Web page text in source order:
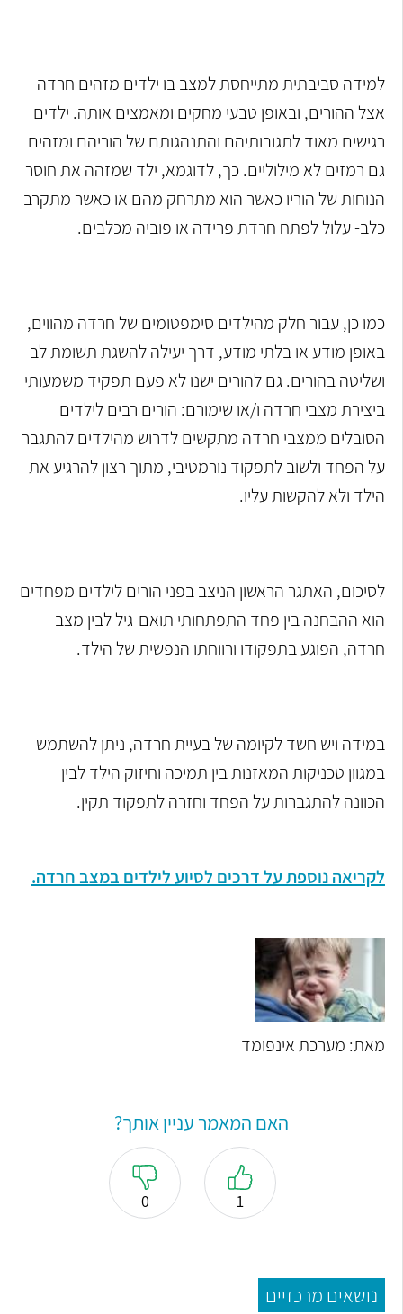
למידה סביבתית מתייחסת למצב בו ילדים מזהים חרדה
אצל ההורים, ובאופן טבעי מחקים ומאמצים אותה. ילדים
רגישים מאוד לתגובותיהם והתנהגותם של הוריהם ומזהים
גם רמזים לא מילוליים. כך, לדוגמא, ילד שמזהה את חוסר
הנוחות של הוריו כאשר הוא מתרחק מהם או כאשר מתקרב
כלב- עלול לפתח חרדת פרידה או פוביה מכלבים.
כמו כן, עבור חלק מהילדים סימפטומים של חרדה מהווים,
באופן מודע או בלתי מודע, דרך יעילה להשגת תשומת לב
ושליטה בהורים. גם להורים ישנו לא פעם תפקיד משמעותי
ביצירת מצבי חרדה ו/או שימורם: הורים רבים לילדים
הסובלים ממצבי חרדה מתקשים לדרוש מהילדים להתגבר
על הפחד ולשוב לתפקוד נורמטיבי, מתוך רצון להרגיע את
הילד ולא להקשות עליו.
לסיכום, האתגר הראשון הניצב בפני הורים לילדים מפחדים
הוא ההבחנה בין פחד התפתחותי תואם-גיל לבין מצב
חרדה, הפוגע בתפקודו ורווחתו הנפשית של הילד.
במידה ויש חשד לקיומה של בעיית חרדה, ניתן להשתמש
במגוון טכניקות המאזנות בין תמיכה וחיזוק הילד לבין
הכוונה להתגברות על הפחד וחזרה לתפקוד תקין.
לקריאה נוספת על דרכים לסיוע לילדים במצב חרדה.
מאת: מערכת אינפומד
האם המאמר עניין אותך?
1
0
נושאים מרכזיים